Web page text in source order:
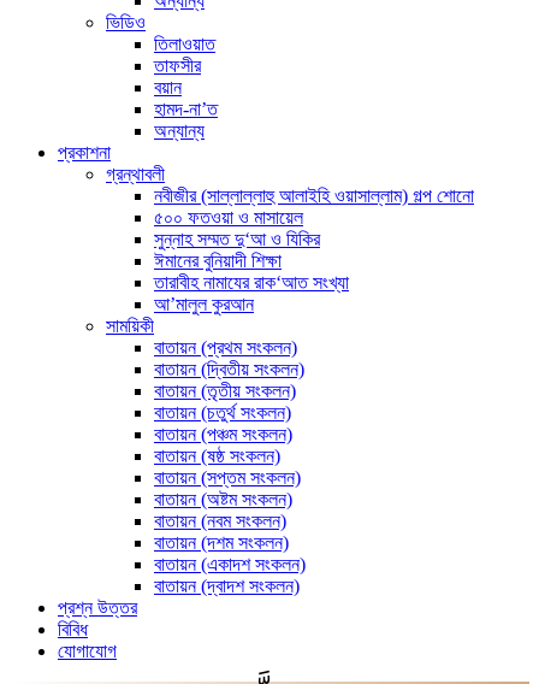
ভিডিও
তিলাওয়াত
তাফসীর
বয়ান
হামদ-না’ত
অন্যান্য
প্রকাশনা
গ্রন্থাবলী
নবীজীর (সাল্লাল্লাহু আলাইহি ওয়াসাল্লাম) গল্প শোনো
৫০০ ফতওয়া ও মাসায়েল
সুন্নাহ সম্মত দু‘আ ও যিকির
ঈমানের বুনিয়াদী শিক্ষা
তারাবীহ নামাযের রাক‘আত সংখ্যা
আ’মালুল কুরআন
সাময়িকী
বাতায়ন (প্রথম সংকলন)
বাতায়ন (দ্বিতীয় সংকলন)
বাতায়ন (তৃতীয় সংকলন)
বাতায়ন (চতুর্থ সংকলন)
বাতায়ন (পঞ্চম সংকলন)
বাতায়ন (ষষ্ঠ সংকলন)
বাতায়ন (সপ্তম সংকলন)
বাতায়ন (অষ্টম সংকলন)
বাতায়ন (নবম সংকলন)
বাতায়ন (দশম সংকলন)
বাতায়ন (একাদশ সংকলন)
বাতায়ন (দ্বাদশ সংকলন)
প্রশ্ন উত্তর
বিবিধ
যোগাযোগ